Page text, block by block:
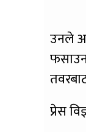
उनले
प्रेस